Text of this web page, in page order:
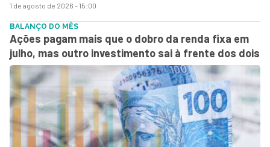
1 de agosto de 2026 - 15:00
BALANÇO DO MÊS
Ações pagam mais que o dobro da renda fixa em
julho, mas outro investimento sai à frente dos dois